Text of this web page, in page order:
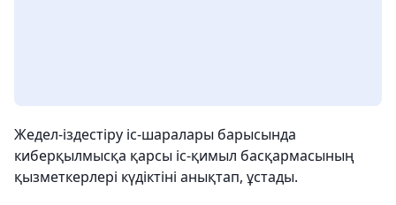
Жедел-іздестіру іс-шаралары барысында
киберқылмысқа қарсы іс-қимыл басқармасының
қызметкерлері күдіктіні анықтап, ұстады.